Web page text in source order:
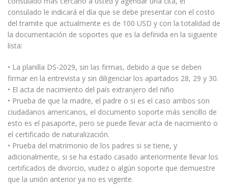
consulado le indicará el día que se debe presentar con el costo
del tramite que actualmente es de 100 USD y con la totalidad de
la documentación de soportes que es la definida en la siguiente
lista:
• La planilla DS-2029, sin las firmas, debido a que se deben
firmar en la entrevista y sin diligenciar los apartados 28, 29 y 30.
• El acta de nacimiento del país extranjero del niño
• Prueba de que la madre, el padre o si es el caso ambos son
ciudadanos americanos, el documento soporte más sencillo de
esto es el pasaporte, pero se puede llevar acta de nacimiento o
el certificado de naturalización.
• Prueba del matrimonio de los padres si se tiene, y
adicionalmente, si se ha estado casado anteriormente llevar los
certificados de divorcio, viudez o algún soporte que demuestre
que la unión anterior ya no es vigente.